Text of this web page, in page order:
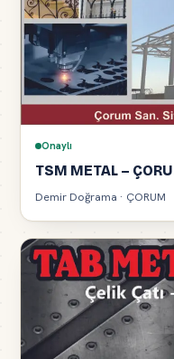
Onaylı
TSM METAL –
Demir Doğrama · ÇORUM